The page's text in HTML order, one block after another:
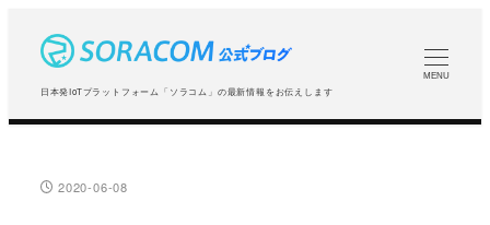
コ
日本発IoTプラットフォーム「ソラコム」の最新情報をお伝えします
MENU
投稿日
2020-06-08